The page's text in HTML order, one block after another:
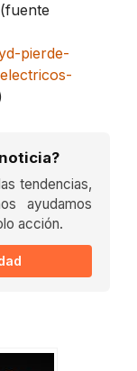
(fuente
pierde-
tendencias,
ayudamos
acción.